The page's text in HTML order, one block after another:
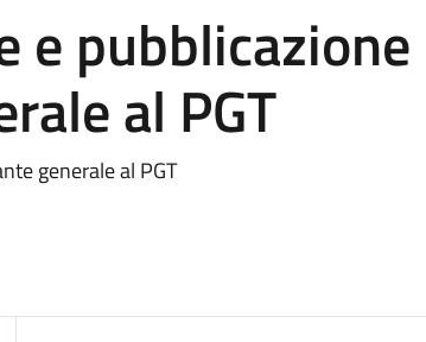
e pubblicazione
al PGT
generale al PGT